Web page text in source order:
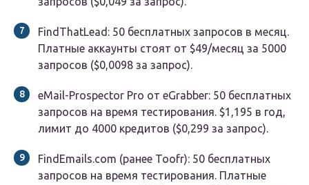
FindThatLead: 50 бесплатных запросов в месяц.
Платные аккаунты стоят от $49/месяц за 5000
запросов ($0,0098 за запрос).
eMail-Prospector Pro от eGrabber: 50 бесплатных
запросов на время тестирования. $1,195 в год,
лимит до 4000 кредитов ($0,299 за запрос).
FindEmails.com (ранее Toofr): 50 бесплатных
запросов на время тестирования. Платные